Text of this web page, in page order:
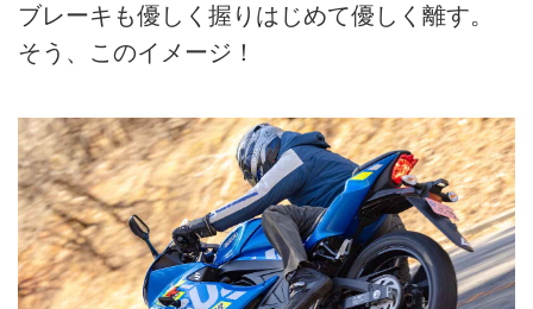
ブレーキも優しく握りはじめて優しく離す。
そう、このイメージ！